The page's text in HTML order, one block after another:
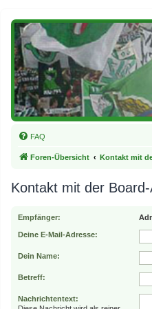
FAQ
Foren-Übersicht Kontakt mit
Kontakt mit der
Empfänger:
Deine E-Mail-Adresse:
Dein Name:
Betreff:
Nachrichtentext: